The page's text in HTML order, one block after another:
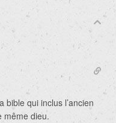
bible qui inclus l’ancien
même dieu.